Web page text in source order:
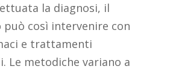
la diagnosi, il
così intervenire con
e trattamenti
Le metodiche variano a